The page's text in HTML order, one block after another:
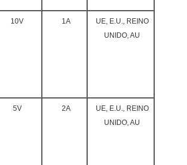
10V 1A
UE, E.U., REINO
UNIDO, AU
5V 2A
UE, E.U., REINO
UNIDO, AU